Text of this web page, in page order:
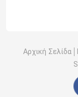
Μηχανή
Βιταρισμένα
Αρχική Σελίδα